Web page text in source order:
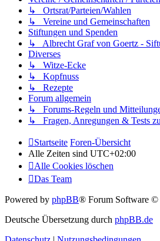
↳ Ortsrat/Parteien/Wahlen
↳ Vereine und Gemeinschaften
Stiftungen und Spenden
↳ Albrecht Graf von Goertz -
Diverses
↳ Witze-Ecke
↳ Kopfnuss
↳ Rezepte
Forum allgemein
↳ Forums-Regeln und
↳ Fragen, Anregungen & Tests
Startseite Foren-Übersicht
Alle Zeiten sind UTC+02:00
Alle Cookies löschen
Das Team
Powered by phpBB® Forum Software
Deutsche Übersetzung durch phpBB.de